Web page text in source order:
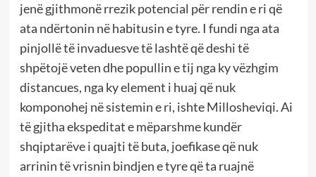
jenë gjithmonë rrezik potencial për rendin e ri që
ata ndërtonin në habitusin e tyre. I fundi nga ata
pinjollë të invaduesve të lashtë që deshi të
shpëtojë veten dhe popullin e tij nga ky vëzhgim
distancues, nga ky element i huaj që nuk
komponohej në sistemin e ri, ishte Millosheviqi. Ai
të gjitha ekspeditat e mëparshme kundër
shqiptarëve i quajti të buta, joefikase që nuk
arrinin të vrisnin bindjen e tyre që ta ruajnë